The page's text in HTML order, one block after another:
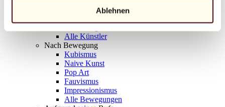
Ablehnen
Alle Fotografen
Alle Künstler
Nach Bewegung
Kubismus
Naive Kunst
Pop Art
Fauvismus
Impressionismus
Alle Bewegungen